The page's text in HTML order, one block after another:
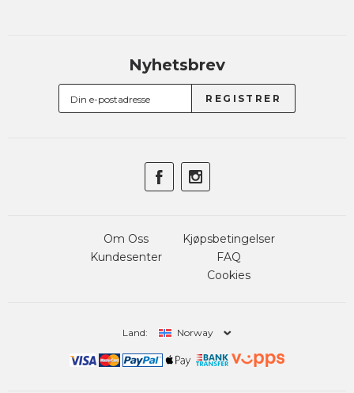
Nyhetsbrev
Om Oss
Kundesenter
Kjøpsbetingelser
FAQ
Cookies
Land: Norway